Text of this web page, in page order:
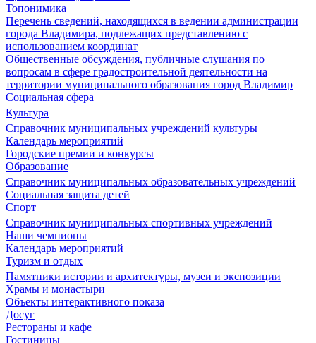
Топонимика
Перечень сведений, находящихся в ведении администрации
города Владимира, подлежащих представлению с
использованием координат
Общественные обсуждения, публичные слушания по
вопросам в сфере градостроительной деятельности на
территории муниципального образования город Владимир
Социальная сфера
Культура
Справочник муниципальных учреждений культуры
Календарь мероприятий
Городские премии и конкурсы
Образование
Справочник муниципальных образовательных учреждений
Социальная защита детей
Спорт
Справочник муниципальных спортивных учреждений
Наши чемпионы
Календарь мероприятий
Туризм и отдых
Памятники истории и архитектуры, музеи и экспозиции
Храмы и монастыри
Объекты интерактивного показа
Досуг
Рестораны и кафе
Гостиницы